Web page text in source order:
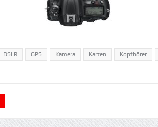
DSLR GPS Kamera Karten Kopfhörer